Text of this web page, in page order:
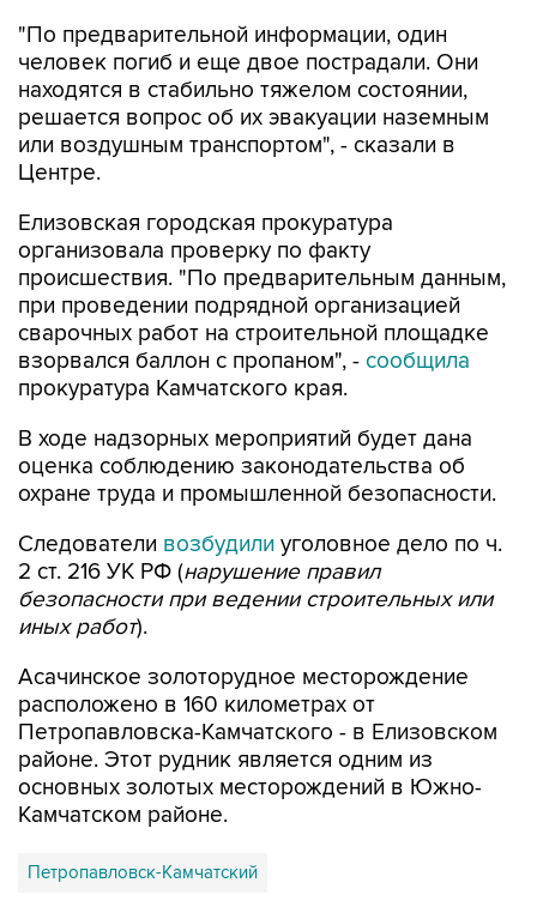
"По предварительной информации, один
человек погиб и еще двое пострадали. Они
находятся в стабильно тяжелом состоянии,
решается вопрос об их эвакуации наземным
или воздушным транспортом", - сказали в
Центре.
Елизовская городская прокуратура
организовала проверку по факту
происшествия. "По предварительным данным,
при проведении подрядной организацией
сварочных работ на строительной площадке
взорвался баллон с пропаном", - сообщила
прокуратура Камчатского края.
В ходе надзорных мероприятий будет дана
оценка соблюдению законодательства об
охране труда и промышленной безопасности.
Следователи возбудили уголовное дело по ч.
2 ст. 216 УК РФ (нарушение правил
безопасности при ведении строительных или
иных работ).
Асачинское золоторудное месторождение
расположено в 160 километрах от
Петропавловска-Камчатского - в Елизовском
районе. Этот рудник является одним из
основных золотых месторождений в Южно-
Камчатском районе.
Петропавловск-Камчатский